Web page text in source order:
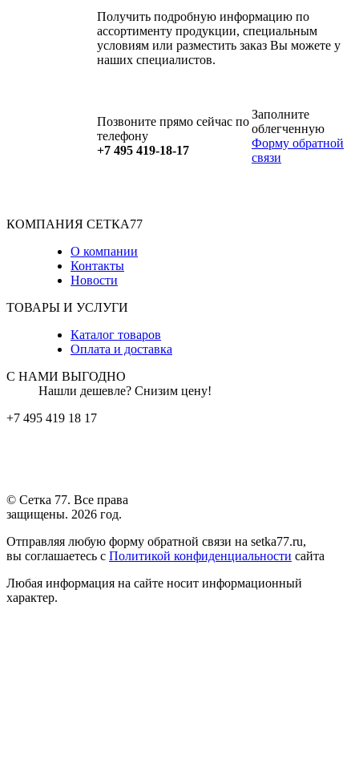
Получить подробную информацию по
ассортименту продукции, специальным
условиям или разместить заказ Вы можете у
наших специалистов.
Позвоните прямо сейчас по
телефону
+7 495 419-18-17
Заполните
облегченную
Форму обратной
связи
КОМПАНИЯ СЕТКА77
О компании
Контакты
Новости
ТОВАРЫ И УСЛУГИ
Каталог товаров
Оплата и доставка
С НАМИ ВЫГОДНО
Нашли дешевле? Снизим цену!
+7 495 419 18 17
© Сетка 77. Все права
защищены. 2026 год.
Отправляя любую форму обратной связи на setka77.ru,
вы соглашаетесь с Политикой конфиденциальности сайта
Любая информация на сайте носит информационный
характер.